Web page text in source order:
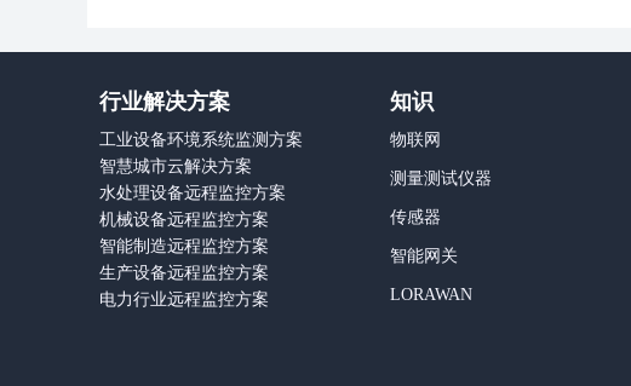
行业解决方案
工业设备环境系统监测方案
智慧城市云解决方案
水处理设备远程监控方案
机械设备远程监控方案
智能制造远程监控方案
生产设备远程监控方案
电力行业远程监控方案
知识
物联网
测量测试仪器
传感器
智能网关
LORAWAN